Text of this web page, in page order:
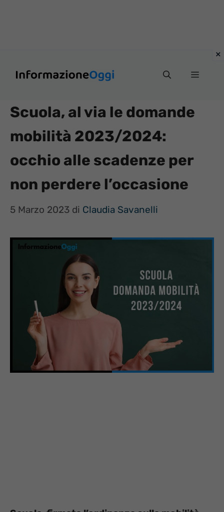
Menu
Scuola, al via le domande
mobilità 2023/2024:
occhio alle scadenze per
non perdere l’occasione
5 Marzo 2023 di Claudia Savanelli